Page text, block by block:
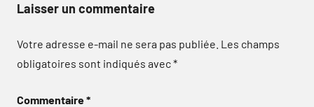
Laisser un commentaire
Votre adresse e-mail ne sera pas publiée. Les champs
obligatoires sont indiqués avec*
Commentaire*